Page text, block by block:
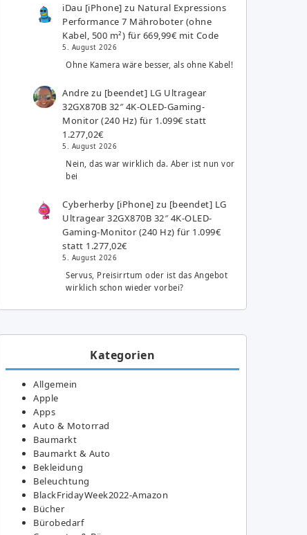
iDau [iPhone] zu Natural Expressions
Performance 7 Mähroboter (ohne
Kabel, 500 m²) für 669,99€ mit Code
5. August 2026
Ohne Kamera wäre besser, als ohne Kabel!
Andre zu [beendet] LG Ultragear
32GX870B 32″ 4K-OLED-Gaming-
Monitor (240 Hz) für 1.099€ statt
1.277,02€
5. August 2026
Nein, das war wirklich da. Aber ist nun vor
bei
Cyberherby [iPhone] zu [beendet] LG
Ultragear 32GX870B 32″ 4K-OLED-
Gaming-Monitor (240 Hz) für 1.099€
statt 1.277,02€
5. August 2026
Servus, Preisirrtum oder ist das Angebot
wirklich schon wieder vorbei?
Kategorien
Allgemein
Apple
Apps
Auto & Motorrad
Baumarkt
Baumarkt & Auto
Bekleidung
Beleuchtung
BlackFridayWeek2022-Amazon
Bücher
Bürobedarf